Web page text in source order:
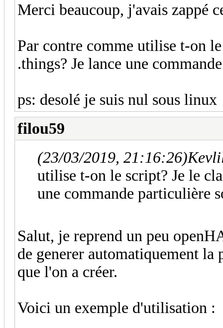
Merci beaucoup, j'avais zappé
Par contre comme utilise t-on
.things? Je lance une
ps: desolé je suis nul sous linux
filou59
(23/03/2019, 21:16:26)
utilise t-on le script? Je le
une commande particulière
Salut, je reprend un peu
de generer automatiquement
que l'on a créer.
Voici un exemple d'utilisation :